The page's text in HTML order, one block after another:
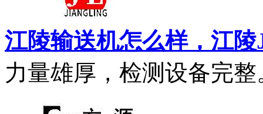
江陵输送机怎么样，江
力量雄厚，检测设备完整